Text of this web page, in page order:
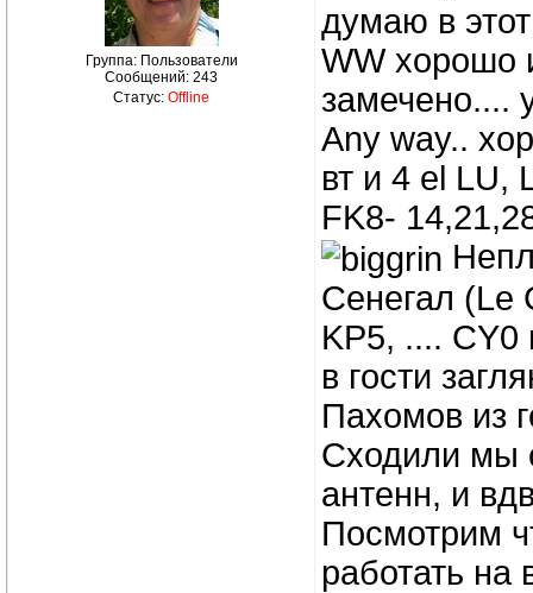
Группа: Пользователи
Сообщений: 243
Статус: Offline
думаю в
WW хорошо
замечено....
Any way..
вт и 4 el LU,
FK8-
Сенегал (Le
KP5, .... CY0
в гости
Пахомов из
Сходили мы
антенн, и
Посмотрим
работать на